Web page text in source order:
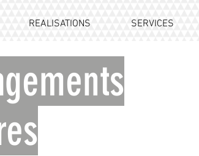
REALISATIONS SERVICES